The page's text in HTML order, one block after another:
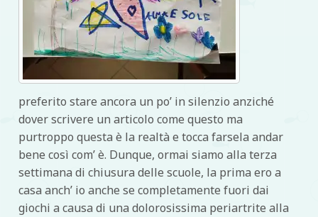
preferito stare ancora un po’ in silenzio anziché
dover scrivere un articolo come questo ma
purtroppo questa è la realtà e tocca farsela andar
bene così com’ è. Dunque, ormai siamo alla terza
settimana di chiusura delle scuole, la prima ero a
casa anch’ io anche se completamente fuori dai
giochi a causa di una dolorosissima periartrite alla